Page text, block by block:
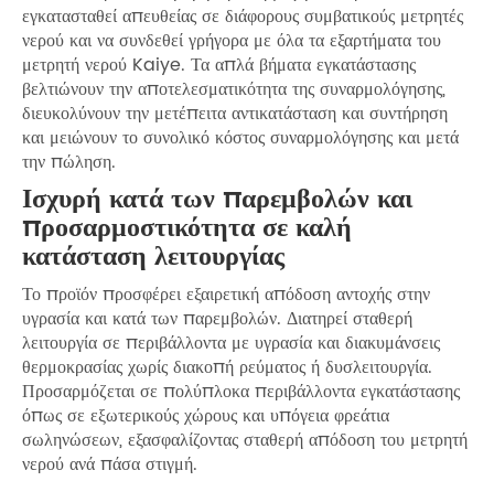
εγκατασταθεί απευθείας σε διάφορους συμβατικούς μετρητές
νερού και να συνδεθεί γρήγορα με όλα τα εξαρτήματα του
μετρητή νερού Kaiye. Τα απλά βήματα εγκατάστασης
βελτιώνουν την αποτελεσματικότητα της συναρμολόγησης,
διευκολύνουν την μετέπειτα αντικατάσταση και συντήρηση
και μειώνουν το συνολικό κόστος συναρμολόγησης και μετά
την πώληση.
Ισχυρή κατά των παρεμβολών και
προσαρμοστικότητα σε καλή
κατάσταση λειτουργίας
Το προϊόν προσφέρει εξαιρετική απόδοση αντοχής στην
υγρασία και κατά των παρεμβολών. Διατηρεί σταθερή
λειτουργία σε περιβάλλοντα με υγρασία και διακυμάνσεις
θερμοκρασίας χωρίς διακοπή ρεύματος ή δυσλειτουργία.
Προσαρμόζεται σε πολύπλοκα περιβάλλοντα εγκατάστασης
όπως σε εξωτερικούς χώρους και υπόγεια φρεάτια
σωληνώσεων, εξασφαλίζοντας σταθερή απόδοση του μετρητή
νερού ανά πάσα στιγμή.